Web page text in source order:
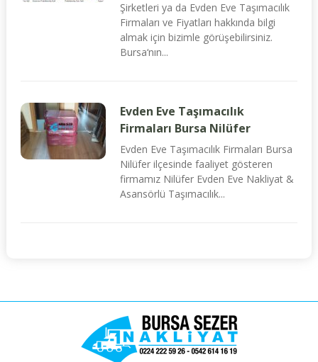
Şirketleri ya da Evden Eve Taşımacılık
Firmaları ve Fiyatları hakkında bilgi
almak için bizimle görüşebilirsiniz.
Bursa‘nın...
Evden Eve Taşımacılık
Firmaları Bursa Nilüfer
Evden Eve Taşımacılık Firmaları Bursa
Nilüfer ilçesinde faaliyet gösteren
firmamız Nilüfer Evden Eve Nakliyat &
Asansörlü Taşımacılık...